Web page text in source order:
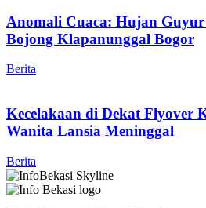
Anomali Cuaca: Hujan
Bojong Klapanunggal Bogor
Berita
Kecelakaan di Dekat Flyover
Wanita Lansia Meninggal
Berita